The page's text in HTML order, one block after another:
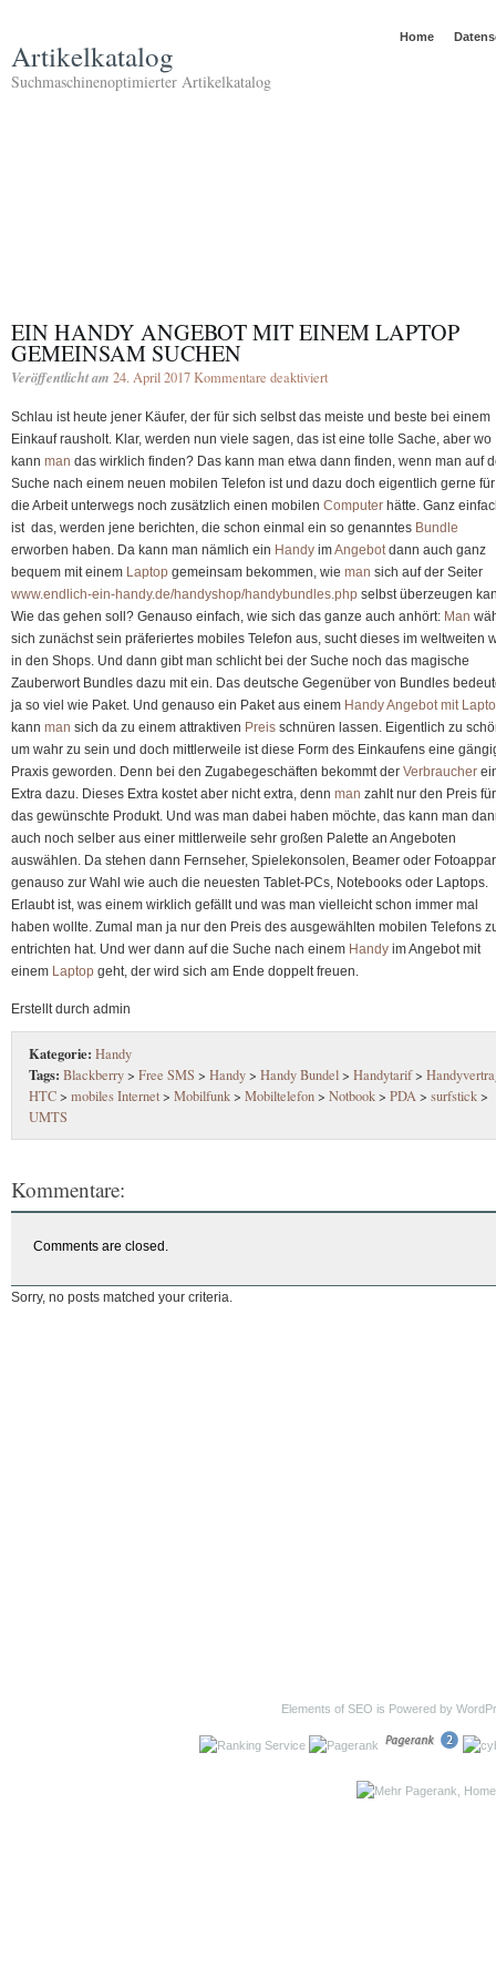
Home
Artikelkatalog
Suchmaschinenoptimierter Artikelkatalog
EIN HANDY ANGEBOT MIT EINEM LAPTOP
GEMEINSAM SUCHEN
Veröffentlicht am 24. April 2017Kommentare deaktiviertfür
Handy
Angebot
mit
einem
Laptop
gemeinsam
suchen
Schlau ist heute jener Käufer, der für sich selbst das meiste und beste bei einem
Einkauf rausholt. Klar, werden nun viele sagen, das ist eine tolle Sache, aber wo
kann man das wirklich finden? Das kann man etwa dann finden, wenn man auf
Suche nach einem neuen mobilen Telefon ist und dazu doch eigentlich gerne für
die Arbeit unterwegs noch zusätzlich einen mobilen Computer hätte. Ganz
ist das, werden jene berichten, die schon einmal ein so genanntes Bundle
erworben haben. Da kann man nämlich ein Handy imAngebot dann auch ganz
bequem mit einem Laptop gemeinsam bekommen, wie man sich auf der Seiter
www.endlich-ein-handy.de/handyshop/handybundles.php selbst überzeugen
Wie das gehen soll? Genauso einfach, wie sich das ganze auch anhört: Man
sich zunächst sein präferiertes mobiles Telefon aus, sucht dieses im weltweiten
in den Shops. Und dann gibt man schlicht bei der Suche noch das magische
Zauberwort Bundles dazu mit ein. Das deutsche Gegenüber von Bundles
ja so viel wie Paket. Und genauso ein Paket aus einem Handy Angebot mit
kann man sich da zu einem attraktiven Preis schnüren lassen. Eigentlich zu
um wahr zu sein und doch mittlerweile ist diese Form des Einkaufens eine
Praxis geworden. Denn bei den Zugabegeschäften bekommt der Verbraucher
Extra dazu. Dieses Extra kostet aber nicht extra, denn man zahlt nur den Preis für
das gewünschte Produkt. Und was man dabei haben möchte, das kann man
auch noch selber aus einer mittlerweile sehr großen Palette an Angeboten
auswählen. Da stehen dann Fernseher, Spielekonsolen, Beamer oder
genauso zur Wahl wie auch die neuesten Tablet-PCs, Notebooks oder Laptops.
Erlaubt ist, was einem wirklich gefällt und was man vielleicht schon immer mal
haben wollte. Zumal man ja nur den Preis des ausgewählten mobilen Telefons
entrichten hat. Und wer dann auf die Suche nach einem Handy im Angebot mit
einem Laptop geht, der wird sich am Ende doppelt freuen.
Erstellt durch admin
Kategorie: Handy
Tags: Blackberry> Free SMS > Handy> Handy Bundel> Handytarif>
HTC> mobiles Internet> Mobilfunk> Mobiltelefon> Notbook> PDA> surfstick>
UMTS
Kommentare:
Comments are closed.
Sorry, no posts matched your criteria.
Elements of SEO is Powered by